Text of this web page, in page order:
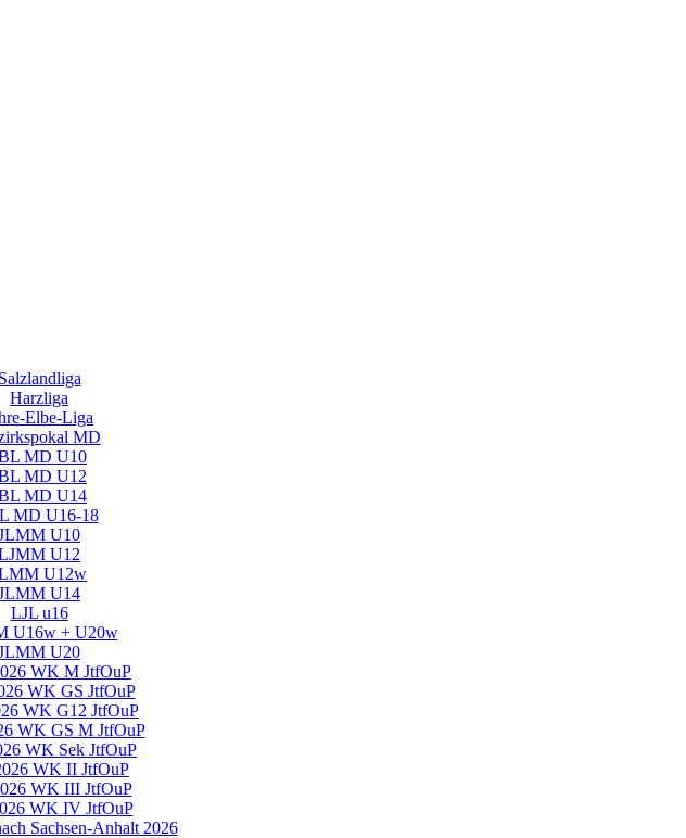
Salzlandliga
Harzliga
Elbe-Liga
MD
MD U10
MD U12
MD U14
MD U16-18
U10
U12
U12w
U14
LJL u16
U16w + U20w
U20
WK M JtfOuP
WK GS JtfOuP
WK G12 JtfOuP
WK GS M JtfOuP
WK Sek JtfOuP
WK II JtfOuP
WK III JtfOuP
WK IV JtfOuP
Sachsen-Anhalt 2026